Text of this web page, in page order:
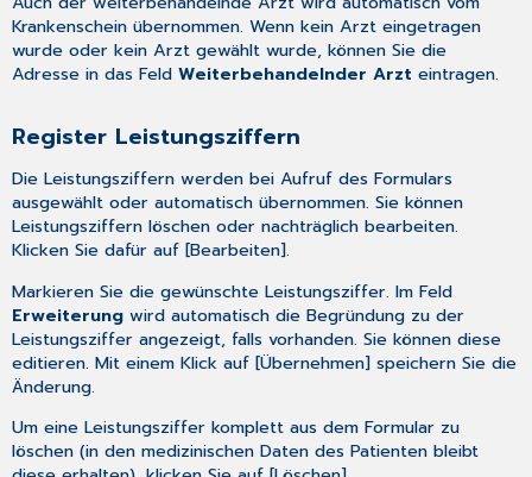
Krankenschein übernommen. Wenn kein Arzt eingetragen
wurde oder kein Arzt gewählt wurde, können Sie die
Adresse in das FeldWeiterbehandelnder Arzt eintragen.
Register Leistungsziffern
Die Leistungsziffern werden bei Aufruf des Formulars
ausgewählt oder automatisch übernommen. Sie können
Leistungsziffern löschen oder nachträglich bearbeiten.
Klicken Sie dafür auf [Bearbeiten].
Markieren Sie die gewünschte Leistungsziffer. Im Feld
Erweiterung wird automatisch die Begründung zu der
Leistungsziffer angezeigt, falls vorhanden. Sie können diese
editieren. Mit einem Klick auf [Übernehmen] speichern Sie die
Änderung.
Um eine Leistungsziffer komplett aus dem Formular zu
löschen (in den medizinischen Daten des Patienten bleibt